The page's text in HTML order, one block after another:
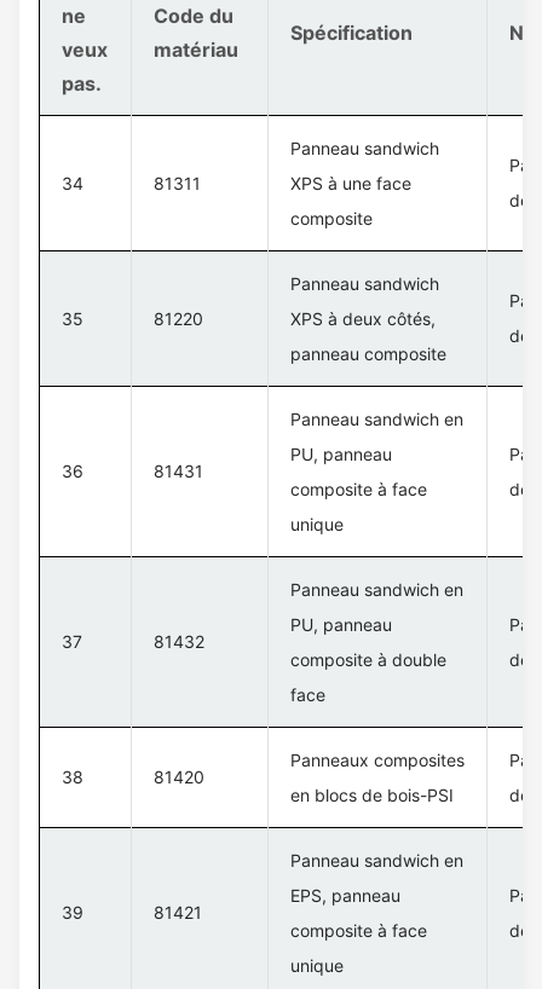
ne
veux
pas.
Code du
matériau
Spécification
34 81311
Panneau sandwich
XPS à une face
composite
de
35 81220
Panneau sandwich
XPS à deux côtés,
panneau composite
de
36 81431
Panneau sandwich en
PU, panneau
composite à face
unique
de
37 81432
Panneau sandwich en
PU, panneau
composite à double
face
de
38 81420
Panneaux composites
en blocs de bois-PSI
de
39 81421
Panneau sandwich en
EPS, panneau
composite à face
unique
de